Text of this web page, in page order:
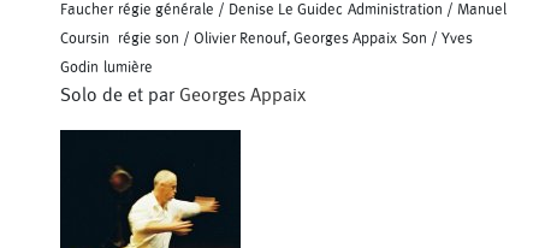
Faucher régie générale / Denise Le Guidec Administration / Manuel
Coursin régie son / Olivier Renouf, Georges Appaix Son / Yves
Godin lumière
Solo de et par Georges Appaix